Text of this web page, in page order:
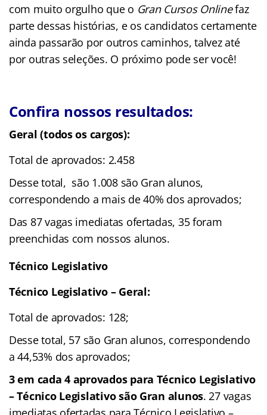
com muito orgulho que o Gran Cursos Onlinefaz
parte dessas histórias, e os candidatos certamente
ainda passarão por outros caminhos, talvez até
por outras seleções. O próximo pode ser você!
Confira nossos resultados:
Geral (todos os cargos):
Total de aprovados: 2.458
Desse total, são 1.008 são Gran alunos,
correspondendo a mais de 40% dos aprovados;
Das 87 vagas imediatas ofertadas, 35 foram
preenchidas com nossos alunos.
Técnico Legislativo
Técnico Legislativo – Geral:
Total de aprovados: 128;
Desse total, 57 são Gran alunos, correspondendo
a 44,53% dos aprovados;
3 em cada 4 aprovados para Técnico Legislativo
– Técnico Legislativo são Gran alunos. 27 vagas